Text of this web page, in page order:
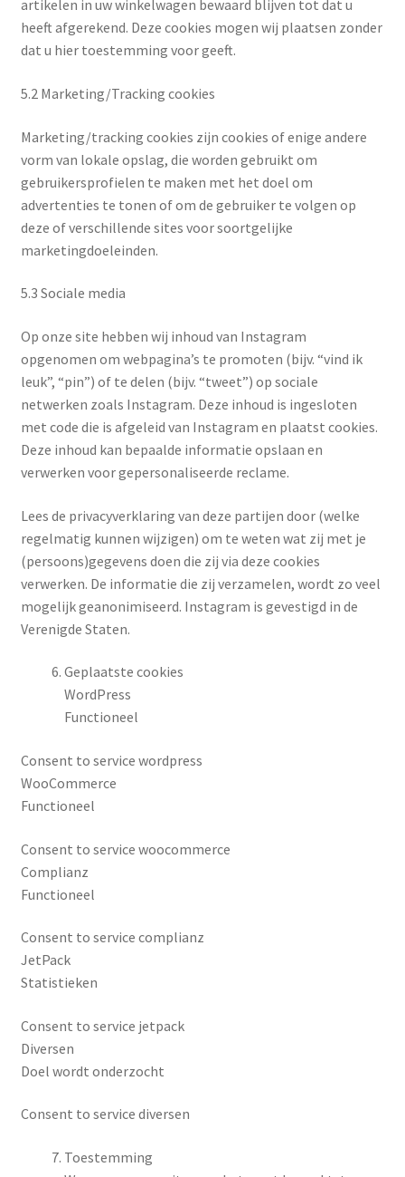
artikelen in uw winkelwagen bewaard blijven tot dat u
heeft afgerekend. Deze cookies mogen wij plaatsen zonder
dat u hier toestemming voor geeft.
5.2 Marketing/Tracking cookies
Marketing/tracking cookies zijn cookies of enige andere
vorm van lokale opslag, die worden gebruikt om
gebruikersprofielen te maken met het doel om
advertenties te tonen of om de gebruiker te volgen op
deze of verschillende sites voor soortgelijke
marketingdoeleinden.
5.3 Sociale media
Op onze site hebben wij inhoud van Instagram
opgenomen om webpagina’s te promoten (bijv. “vind ik
leuk”, “pin”) of te delen (bijv. “tweet”) op sociale
netwerken zoals Instagram. Deze inhoud is ingesloten
met code die is afgeleid van Instagram en plaatst cookies.
Deze inhoud kan bepaalde informatie opslaan en
verwerken voor gepersonaliseerde reclame.
Lees de privacyverklaring van deze partijen door (welke
regelmatig kunnen wijzigen) om te weten wat zij met je
(persoons)gegevens doen die zij via deze cookies
verwerken. De informatie die zij verzamelen, wordt zo veel
mogelijk geanonimiseerd. Instagram is gevestigd in de
Verenigde Staten.
Geplaatste cookies
WordPress
Functioneel
Consent to service wordpress
WooCommerce
Functioneel
Consent to service woocommerce
Complianz
Functioneel
Consent to service complianz
JetPack
Statistieken
Consent to service jetpack
Diversen
Doel wordt onderzocht
Consent to service diversen
Toestemming